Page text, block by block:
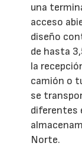
una
acceso
diseño
de hasta
la
camión o
se
diferentes
Norte.